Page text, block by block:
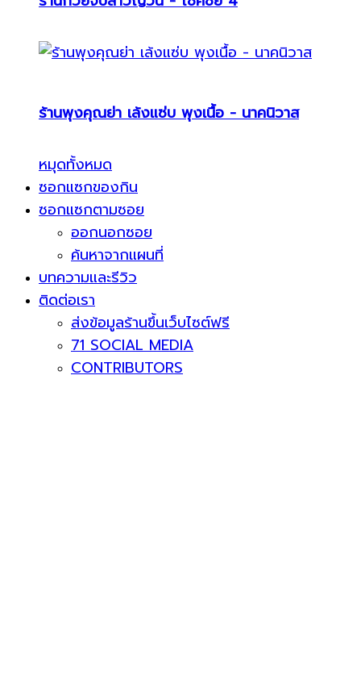
ร้านพุงคุณย่า เล้งแซ่บ พุงเนื้อ - นาคนิวาส
หมุดทั้งหมด
ซอกแซกของกิน
ซอกแซกตามซอย
ออกนอกซอย
ค้นหาจากแผนที่
บทความและรีวิว
ติดต่อเรา
ส่งข้อมูลร้านขึ้นเว็บไซต์ฟรี
71 SOCIAL MEDIA
CONTRIBUTORS